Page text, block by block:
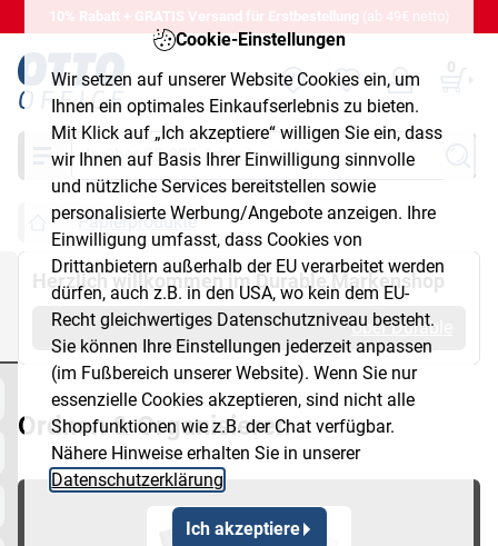
Cookie-Einstellungen
Wir setzen auf unserer Website Cookies ein, um
Ihnen ein optimales Einkaufserlebnis zu bieten.
Mit Klick auf „Ich akzeptiere“ willigen Sie ein, dass
wir Ihnen auf Basis Ihrer Einwilligung sinnvolle
und nützliche Services bereitstellen sowie
personalisierte Werbung/Angebote anzeigen. Ihre
Einwilligung umfasst, dass Cookies von
Drittanbietern außerhalb der EU verarbeitet werden
dürfen, auch z.B. in den USA, wo kein dem EU-
Recht gleichwertiges Datenschutzniveau besteht.
Sie können Ihre Einstellungen jederzeit anpassen
(im Fußbereich unserer Website). Wenn Sie nur
essenzielle Cookies akzeptieren, sind nicht alle
Shopfunktionen wie z.B. der Chat verfügbar.
Nähere Hinweise erhalten Sie in unserer
Datenschutzerklärung
Ich akzeptiere
10% Rabatt + GRATIS Versand für Erstbestellung (ab 49€ netto)
0
Suche
Papierprodukte
Herzlich willkommen im Durable Markenshop
Über Durable
Ordnen & Organisieren